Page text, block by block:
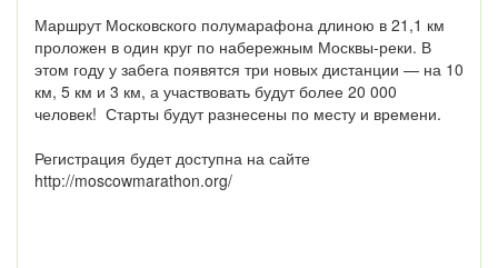
Маршрут Московского полумарафона длиною в 21,1 км
проложен в один круг по набережным Москвы-реки. В
этом году у забега появятся три новых дистанции — на 10
км, 5 км и 3 км, а участвовать будут более 20 000
человек! Старты будут разнесены по месту и времени.
Регистрация будет доступна на сайте
http://moscowmarathon.org/